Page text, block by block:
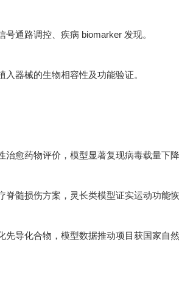
通路调控、疾病 biomarker 发现。
器械的生物相容性及功能验证。
治愈药物评价，模型显著复现病毒载量下
脊髓损伤方案，灵长类模型证实运动功能恢
先导化合物，模型数据推动项目获国家自然